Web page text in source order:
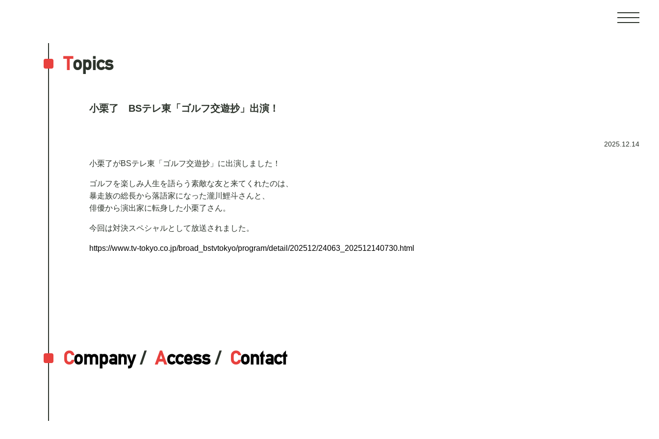
Topics
小栗了 BSテレ東「ゴルフ交遊抄」出演！
2025.12.14
小栗了がBSテレ東「ゴルフ交遊抄」に出演しました！
ゴルフを楽しみ人生を語らう素敵な友と来てくれたのは、
暴走族の総長から落語家になった瀧川鯉斗さんと、
俳優から演出家に転身した小栗了さん。
今回は対決スペシャルとして放送されました。
https://www.tv-tokyo.co.jp/broad_bstvtokyo/program/detail/202512/24063_202512140730.html
Company/ Access/ Contact